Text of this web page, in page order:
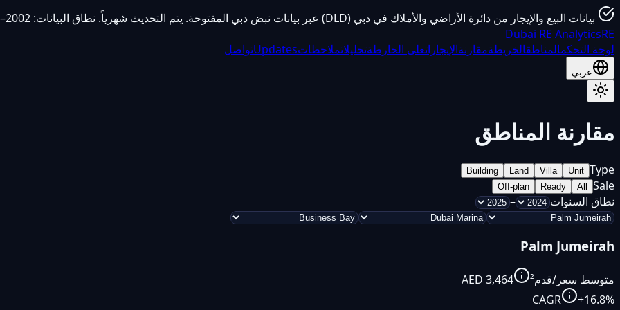
بيانات البيع والإيجار من دائرة الأراضي والأملاك في دبي (DLD) عبر بيانات نبض دبي المفتوحة. يتم التحديث شهرياً. نطاق البيانات: 2002–حتى الآن.
Dubai RE AnalyticsRE
لوحة التحكمالمناطقالخريطةمقارنةالإيجاراتعلى الخارطةتحليلاتملاحظاتUpdatesتواصل
عربي
مقارنة المناطق
Type
Unit
Villa
Land
Building
Sale
All
Ready
Off-plan
نطاق السنوات –
Palm Jumeirah
متوسط سعر/قدم² 3,464
CAGR
+16.8%